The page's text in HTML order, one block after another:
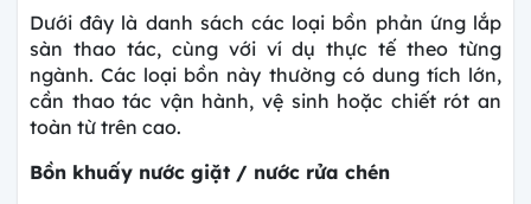
Dưới đây là danh sách các loại bồn phản ứng lắp
sàn thao tác, cùng với ví dụ thực tế theo từng
ngành. Các loại bồn này thường có dung tích lớn,
cần thao tác vận hành, vệ sinh hoặc chiết rót an
toàn từ trên cao.
Bồn khuấy nước giặt / nước rửa chén